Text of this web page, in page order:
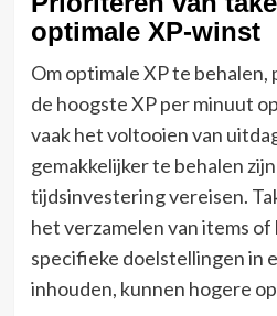
optimale XP-winst
Om optimale XP te
de hoogste XP per minuut
vaak het voltooien van
gemakkelijker te behalen
tijdsinvestering vereisen.
het verzamelen van items
specifieke doelstellingen in
inhouden, kunnen hogere